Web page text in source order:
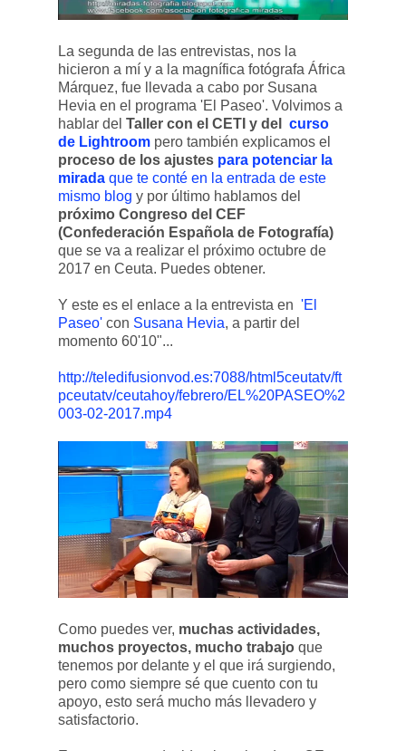
La segunda de las entrevistas, nos la
hicieron a mí y a la magnífica fotógrafa África
Márquez, fue llevada a cabo por Susana
Hevia en el programa 'El Paseo'. Volvimos a
hablar del Taller con el CETI y del
curso
de Lightroom pero también explicamos el
proceso de los ajustes para potenciar la
mirada que te conté en la entrada de este
mismo blog y por último hablamos del
próximo Congreso del CEF
(Confederación Española de Fotografía)
que se va a realizar el próximo octubre de
2017 en Ceuta. Puedes obtener.
Y este es el enlace a la entrevista en 'El
Paseo' con Susana Hevia, a partir del
momento 60'10"...
http://teledifusionvod.es:7088/html5ceutatv/ft
pceutatv/ceutahoy/febrero/EL%20PASEO%2
003-02-2017.mp4
Como puedes ver, muchas actividades,
muchos proyectos, mucho trabajo que
tenemos por delante y el que irá surgiendo,
pero como siempre sé que cuento con tu
apoyo, esto será mucho más llevadero y
satisfactorio.